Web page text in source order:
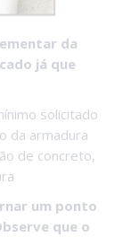
da
já que
solicitado
da armadura
de concreto,
um ponto
que o